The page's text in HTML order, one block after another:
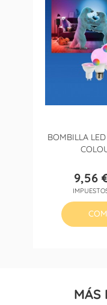
BOMBILLA
9,56
MÁS